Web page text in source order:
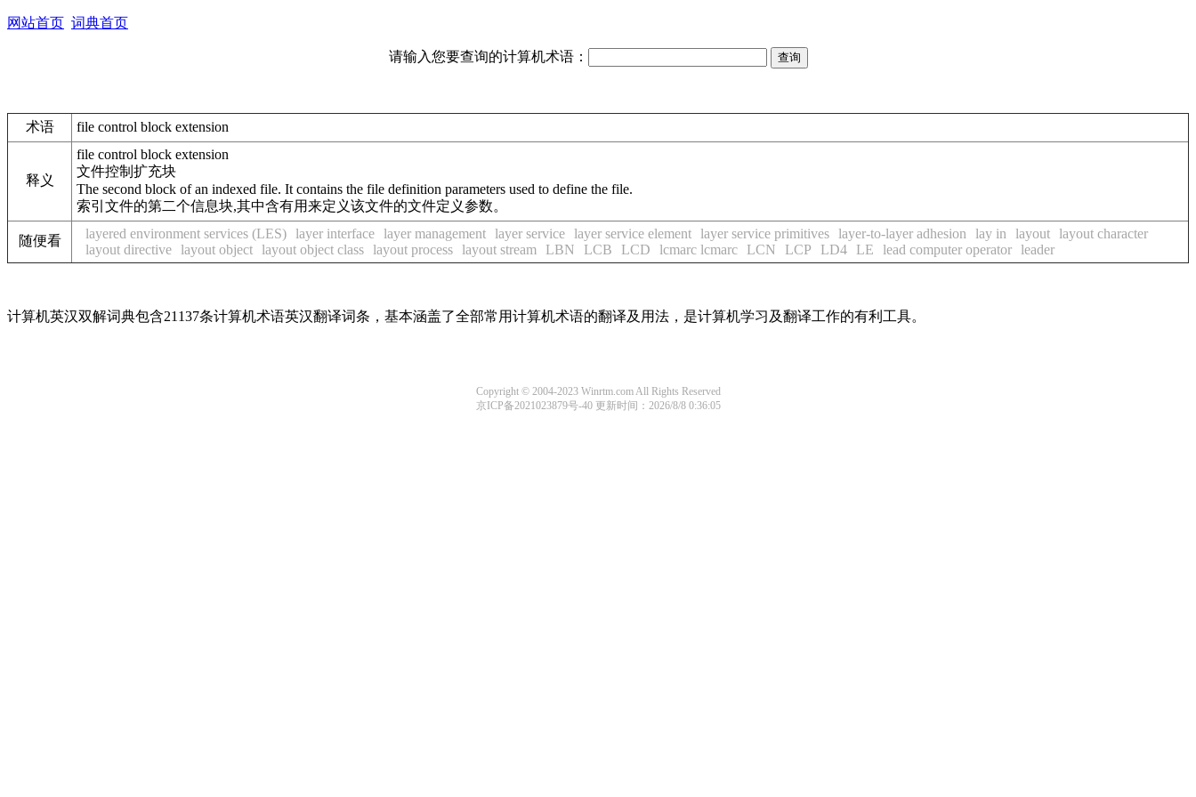
网站首页 词典首页
请输入您要查询的计算机术语：
术语 file control block extension
释义
file control block extension
文件控制扩充块
The second block of an indexed file. It contains the file definition parameters used to define the file.
索引文件的第二个信息块,其中含有用来定义该文件的文件定义参数。
随便看 layered environment services (LES) layer interface layer management layer service layer service element layer service primitives layer-to-layer adhesion lay in layout layout character
layout directive layout object layout object class layout process layout stream LBN LCB LCD lcmarc lcmarc LCN LCP LD4 LE lead computer operator leader
计算机英汉双解词典包含21137条计算机术语英汉翻译词条，基本涵盖了全部常用计算机术语的翻译及用法，是计算机学习及翻译工作的有利工具。
Copyright © 2004-2023 Winrtm.com All Rights Reserved
京ICP备2021023879号-40 更新时间：2026/8/8 0:36:05